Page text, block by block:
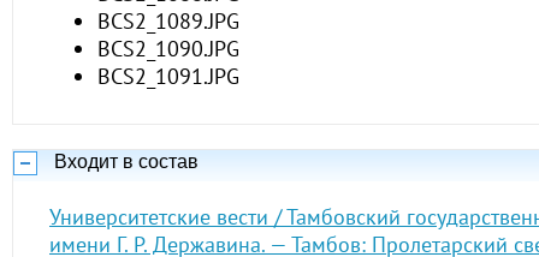
BCS2_1089.JPG
BCS2_1090.JPG
BCS2_1091.JPG
Входит в состав
Университетские вести / Тамбовский
имени Г. Р. Державина. — Тамбов: Пролетарский